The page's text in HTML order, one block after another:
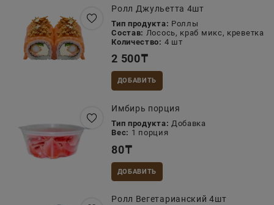
Ролл Джульетта 4шт
Тип продукта: Роллы
Состав: Лосось, краб микс, креветка
Количество: 4 шт
2 500₸
ДОБАВИТЬ
Имбирь порция
Тип продукта: Добавка
Вес: 1 порция
80₸
ДОБАВИТЬ
Ролл Вегетарианский 4шт